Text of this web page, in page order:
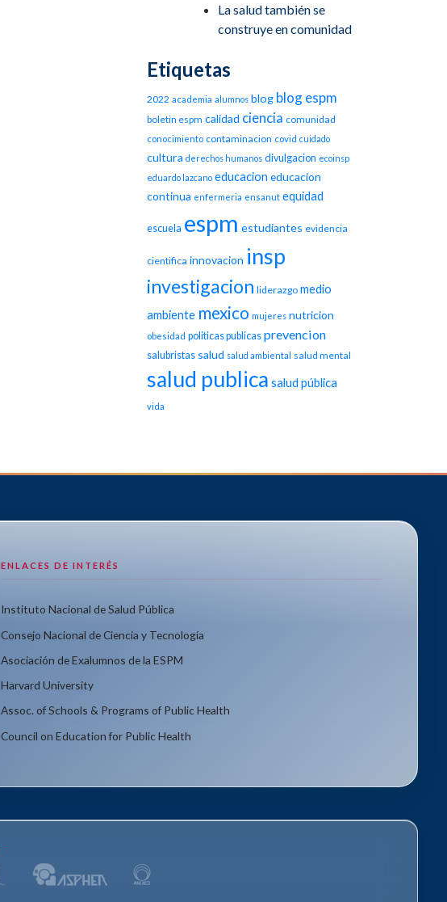
La salud también se
construye en comunidad
Etiquetas
2022 academia alumnos blog blog espm
boletin espm calidad ciencia comunidad
conocimiento contaminacion covid cuidado
cultura derechos humanos divulgacion ecoinsp
eduardo lazcano educacion educacion
continua enfermeria ensanut equidad
escuela espm estudiantes evidencia
cientifica innovacion insp
investigacion liderazgo medio
ambiente mexico mujeres nutricion
obesidad politicas publicas prevencion
salubristas salud salud ambiental salud mental
salud publica salud pública
vida
ENLACES DE INTERÉS
Instituto Nacional de Salud Pública
Consejo Nacional de Ciencia y Tecnología
Asociación de Exalumnos de la ESPM
Harvard University
Assoc. of Schools & Programs of Public Health
Council on Education for Public Health